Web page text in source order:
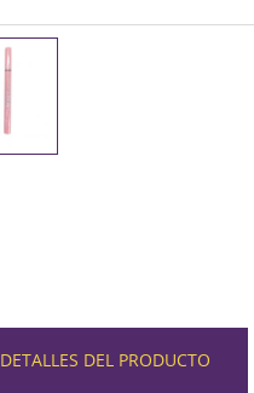
DETALLES DEL PRODUCTO